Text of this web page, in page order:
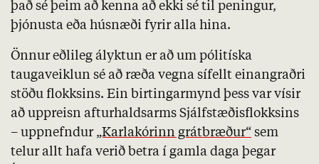
það sé þeim að kenna að ekki sé til peningur,
þjónusta eða húsnæði fyrir alla hina.
Önnur eðlileg ályktun er að um pólitíska
taugaveiklun sé að ræða vegna sífellt einangraðri
stöðu flokksins. Ein birtingarmynd þess var vísir
að uppreisn afturhaldsarms Sjálfstæðisflokksins
– uppnefndur „Karlakórinn grátbræður“ sem
telur allt hafa verið betra í gamla daga þegar